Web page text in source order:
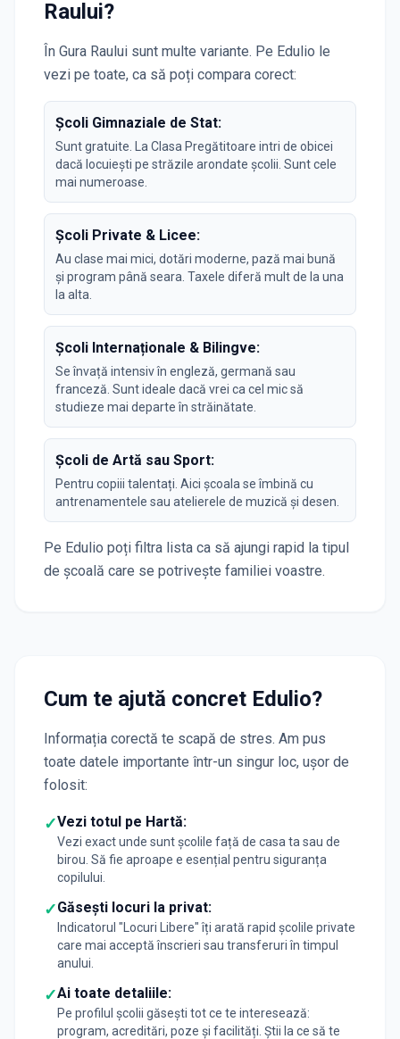
Raului?
În Gura Raului sunt multe variante. Pe Edulio le
vezi pe toate, ca să poți compara corect:
Școli Gimnaziale de Stat:
Sunt gratuite. La Clasa Pregătitoare intri de obicei
dacă locuiești pe străzile arondate școlii. Sunt cele
mai numeroase.
Școli Private & Licee:
Au clase mai mici, dotări moderne, pază mai bună
și program până seara. Taxele diferă mult de la una
la alta.
Școli Internaționale & Bilingve:
Se învață intensiv în engleză, germană sau
franceză. Sunt ideale dacă vrei ca cel mic să
studieze mai departe în străinătate.
Școli de Artă sau Sport:
Pentru copiii talentați. Aici școala se îmbină cu
antrenamentele sau atelierele de muzică și desen.
Pe Edulio poți filtra lista ca să ajungi rapid la tipul
de școală care se potrivește familiei voastre.
Cum te ajută concret Edulio?
Informația corectă te scapă de stres. Am pus
toate datele importante într-un singur loc, ușor de
folosit:
✓Vezi totul pe Hartă:
Vezi exact unde sunt școlile față de casa ta sau de
birou. Să fie aproape e esențial pentru siguranța
copilului.
✓Găsești locuri la privat:
Indicatorul "Locuri Libere" îți arată rapid școlile private
care mai acceptă înscrieri sau transferuri în timpul
anului.
✓Ai toate detaliile:
Pe profilul școlii găsești tot ce te interesează:
program, acreditări, poze și facilități. Știi la ce să te